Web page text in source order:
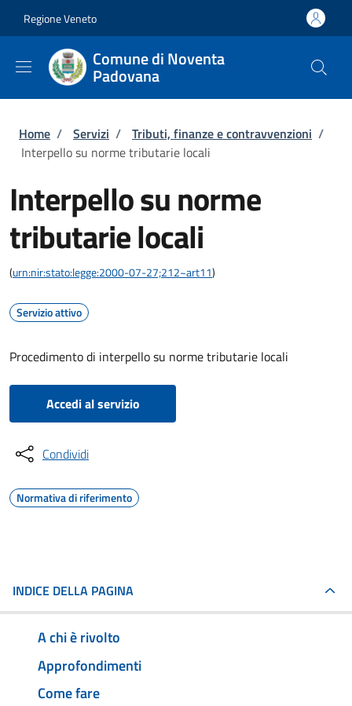
Regione Veneto
Comune di Noventa
Padovana
Briciole di pane
Home / Servizi / Tributi, finanze e contravvenzioni /
Interpello su norme tributarie locali
Interpello su norme
tributarie locali
(urn:nir:stato:legge:2000-07-27;212~art11)
Servizio attivo
Procedimento di interpello su norme tributarie locali
Accedi al servizio
Condividi
Normativa di riferimento
INDICE DELLA PAGINA
A chi è rivolto
Approfondimenti
Come fare